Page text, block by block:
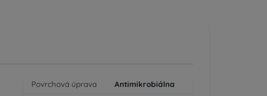
Povrchová úprava
Antimikrobiálna